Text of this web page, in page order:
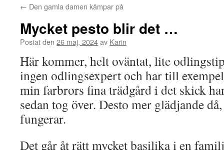
← Den gamla damen kämpar på
Mycket pesto blir det …
Postat den 26 maj, 2024av Karin
Här kommer, helt oväntat, lite
ingen odlingsexpert och har till
min farbrors fina trädgård i det skick
sedan tog över. Desto mer glädjande
fungerar.
Det går åt rätt mycket basilika i en